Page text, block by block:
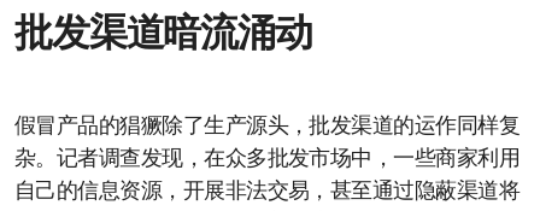
批发渠道暗流涌动
假冒产品的猖獗除了生产源头，批发渠道的运作同样复
杂。记者调查发现，在众多批发市场中，一些商家利用
自己的信息资源，开展非法交易，甚至通过隐蔽渠道将